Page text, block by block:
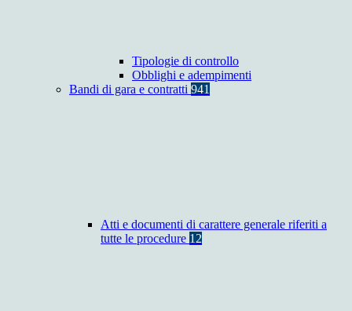
Tipologie di controllo
Obblighi e adempimenti
Bandi di gara e contratti 941
Atti e documenti di carattere generale riferiti a
tutte le procedure 12